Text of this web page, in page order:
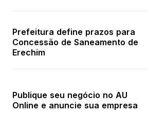
Prefeitura define prazos para
Concessão de Saneamento de
Erechim
Publique seu negócio no AU
Online e anuncie sua empresa